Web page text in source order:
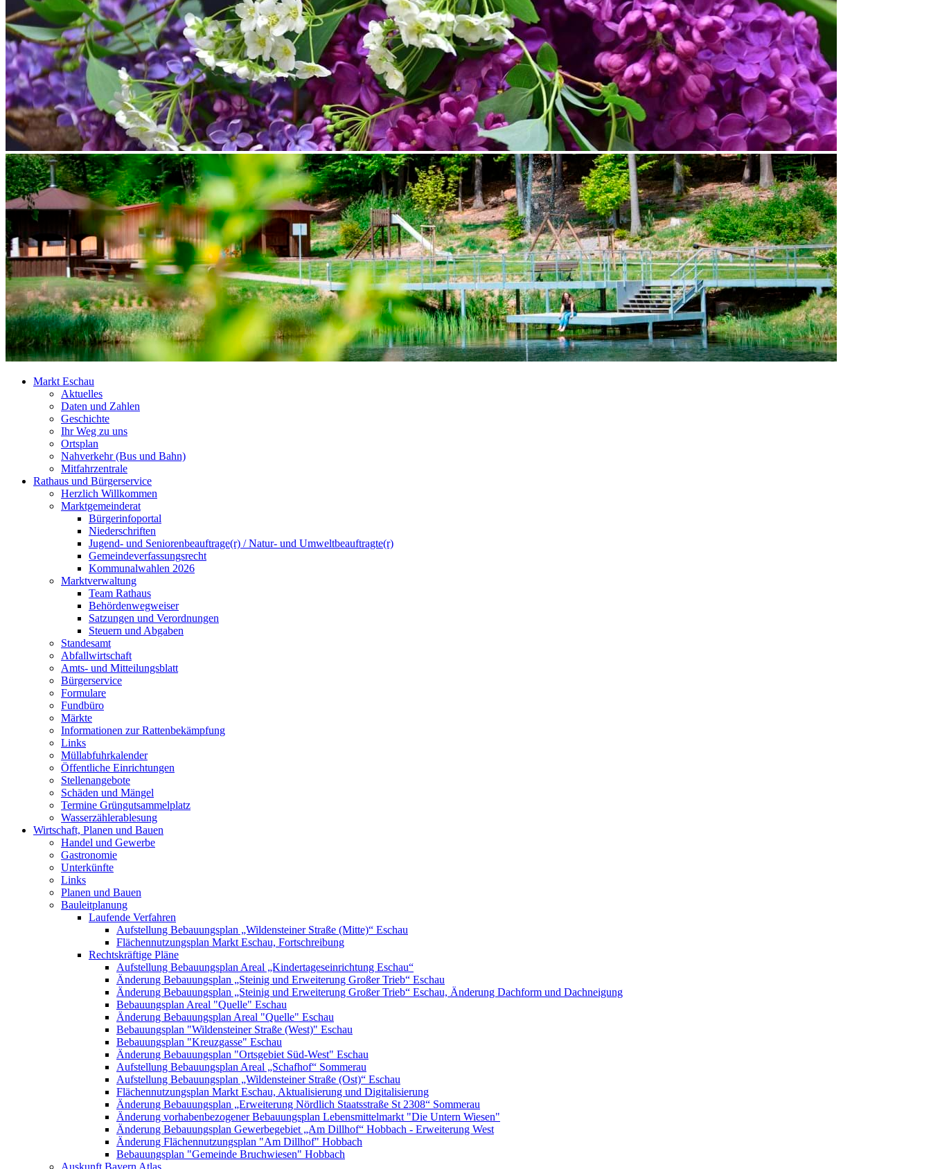
Markt Eschau
Aktuelles
Daten und Zahlen
Geschichte
Ihr Weg zu uns
Ortsplan
Nahverkehr (Bus und Bahn)
Mitfahrzentrale
Rathaus und Bürgerservice
Herzlich Willkommen
Marktgemeinderat
Bürgerinfoportal
Niederschriften
Jugend- und Seniorenbeauftrage(r) / Natur- und Umweltbeauftragte(r)
Gemeindeverfassungsrecht
Kommunalwahlen 2026
Marktverwaltung
Team Rathaus
Behördenwegweiser
Satzungen und Verordnungen
Steuern und Abgaben
Standesamt
Abfallwirtschaft
Amts- und Mitteilungsblatt
Bürgerservice
Formulare
Fundbüro
Märkte
Informationen zur Rattenbekämpfung
Links
Müllabfuhrkalender
Öffentliche Einrichtungen
Stellenangebote
Schäden und Mängel
Termine Grüngutsammelplatz
Wasserzählerablesung
Wirtschaft, Planen und Bauen
Handel und Gewerbe
Gastronomie
Unterkünfte
Links
Planen und Bauen
Bauleitplanung
Laufende Verfahren
Aufstellung Bebauungsplan „Wildensteiner Straße (Mitte)“ Eschau
Flächennutzungsplan Markt Eschau, Fortschreibung
Rechtskräftige Pläne
Aufstellung Bebauungsplan Areal „Kindertageseinrichtung Eschau“
Änderung Bebauungsplan „Steinig und Erweiterung Großer Trieb“ Eschau
Änderung Bebauungsplan „Steinig und Erweiterung Großer Trieb“ Eschau, Änderung Dachform und Dachneigung
Bebauungsplan Areal "Quelle" Eschau
Änderung Bebauungsplan Areal "Quelle" Eschau
Bebauungsplan "Wildensteiner Straße (West)" Eschau
Bebauungsplan "Kreuzgasse" Eschau
Änderung Bebauungsplan "Ortsgebiet Süd-West" Eschau
Aufstellung Bebauungsplan Areal „Schafhof“ Sommerau
Aufstellung Bebauungsplan „Wildensteiner Straße (Ost)“ Eschau
Flächennutzungsplan Markt Eschau, Aktualisierung und Digitalisierung
Änderung Bebauungsplan „Erweiterung Nördlich Staatsstraße St 2308“ Sommerau
Änderung vorhabenbezogener Bebauungsplan Lebensmittelmarkt "Die Untern Wiesen"
Änderung Bebauungsplan Gewerbegebiet „Am Dillhof“ Hobbach - Erweiterung West
Änderung Flächennutzungsplan "Am Dillhof" Hobbach
Bebauungsplan "Gemeinde Bruchwiesen" Hobbach
Auskunft Bayern Atlas